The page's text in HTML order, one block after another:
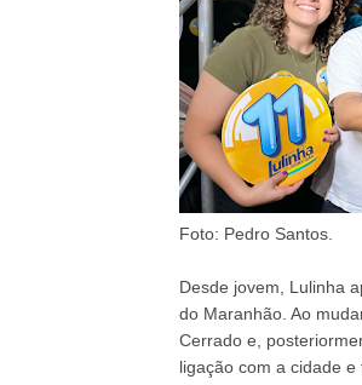
Foto: Pedro Santos.
Desde jovem, Lulinha
do Maranhão. Ao
Cerrado e,
ligação com a cidade